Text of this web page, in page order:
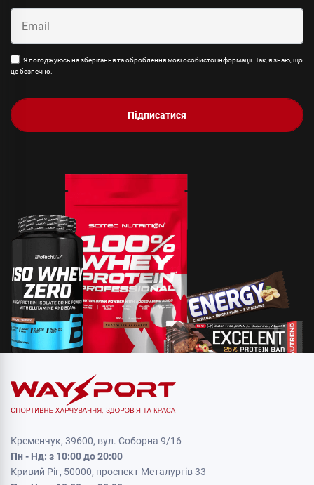
Я погоджуюсь на зберігання та оброблення моєї особистої інформації. Так, я знаю, що
це безпечно.
Підписатися
Кременчук, 39600, вул. Соборна 9/16
Пн - Нд: з 10:00 до 20:00
Кривий Ріг, 50000, проспект Металургів 33